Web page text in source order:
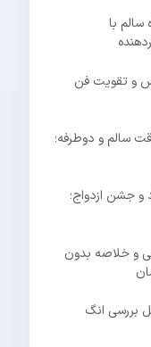
با
و تقویت فن
سالم و دوطرفه؛
و جشن ازدواج؛
و خلاصه بدون
بررسی انگ